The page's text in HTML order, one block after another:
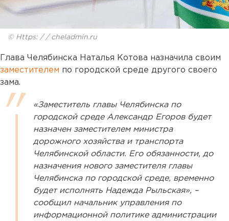
© Https: / / cheladmin.ru
Глава Челябинска Наталья Котова назначила своим
заместителем по городской среде другого своего
зама.
«Заместитель главы Челябинска по
городской среде Александр Егоров будет
назначен заместителем министра
дорожного хозяйства и транспорта
Челябинской области. Его обязанности, до
назначения нового заместителя главы
Челябинска по городской среде, временно
будет исполнять Надежда Рыльская», –
сообщил начальник управления по
информационной политике администрации